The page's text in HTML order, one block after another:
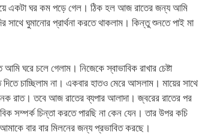
একটা ঘর কম পড়ে গেল। ঠিক হল আজ রাতের জন্য আমি
ঘুমানোর প্রার্থনা করতে থাকলাম। কিন্তু শুনতে পাই মা
ঘরে চলে গেলাম। নিজেকে স্বাভাবিক রাখার চেষ্টা
চাচ্ছিলাম না। একবার হাতও মেরে আসলাম। মায়ের সাথে
রাত। তবে আজ রাতের ব্যপার আলাদা। জ্বরের রাতের পর
সম্পর্ক চিন্তা করতে পারছি না কেন যেন। তার উপর কচি
বার বার মিলনের জন্য প্রভাবিত করছে।